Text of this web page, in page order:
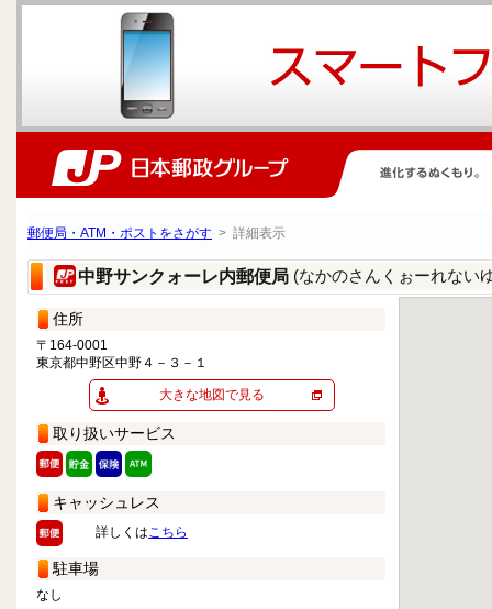
郵便局・ATM・ポストをさがす > 詳細表示
中野サンクォーレ内郵便局 (なかのさんくぉーれない
住所
〒164-0001
東京都中野区中野４－３－１
大きな地図で見る
取り扱いサービス
キャッシュレス
詳しくはこちら
駐車場
なし